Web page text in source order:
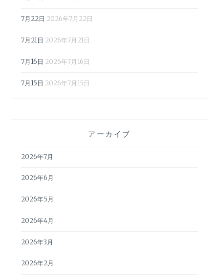
7月22日 2026年7月22日
7月21日 2026年7月21日
7月16日 2026年7月16日
7月15日 2026年7月15日
アーカイブ
2026年7月
2026年6月
2026年5月
2026年4月
2026年3月
2026年2月